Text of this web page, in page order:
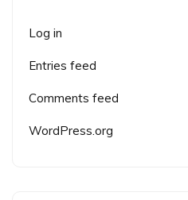
Log in
Entries feed
Comments feed
WordPress.org